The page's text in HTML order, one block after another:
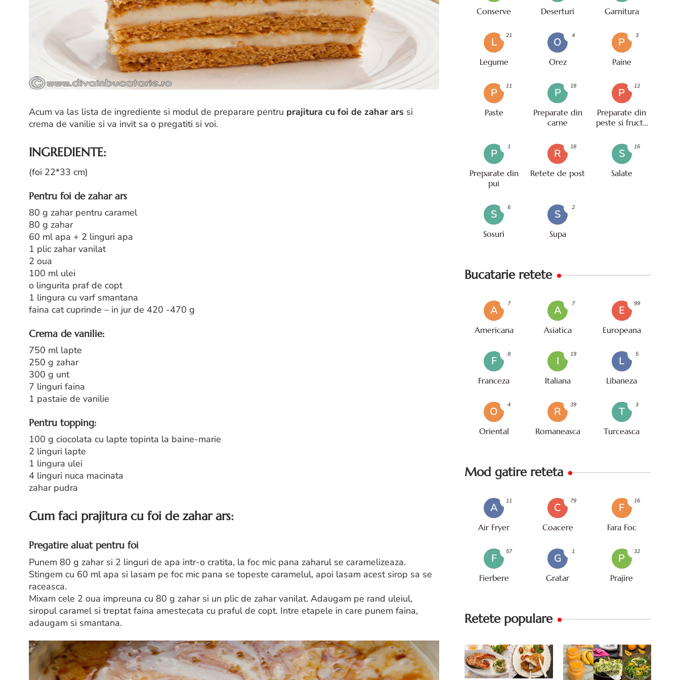
Acum va las lista de ingrediente si modul de preparare pentru prajitura cu foi de zahar ars si
crema de vanilie si va invit sa o pregatiti si voi.
INGREDIENTE:
(foi 22*33 cm)
Pentru foi de zahar ars
80 g zahar pentru caramel
80 g zahar
60 ml apa + 2 linguri apa
1 plic zahar vanilat
2 oua
100 ml ulei
o lingurita praf de copt
1 lingura cu varf smantana
faina cat cuprinde – in jur de 420 -470 g
Crema de vanilie:
750 ml lapte
250 g zahar
300 g unt
7 linguri faina
1 pastaie de vanilie
Pentru topping:
100 g ciocolata cu lapte topinta la baine-marie
2 linguri lapte
1 lingura ulei
4 linguri nuca macinata
zahar pudra
Cum faci prajitura cu foi de zahar ars:
Pregatire aluat pentru foi
Punem 80 g zahar si 2 linguri de apa intr-o cratita, la foc mic pana zaharul se caramelizeaza.
Stingem cu 60 ml apa si lasam pe foc mic pana se topeste caramelul, apoi lasam acest sirop sa se
raceasca.
Mixam cele 2 oua impreuna cu 80 g zahar si un plic de zahar vanilat. Adaugam pe rand uleiul,
siropul caramel si treptat faina amestecata cu praful de copt. Intre etapele in care punem faina,
adaugam si smantana.
Conserve Deserturi Garnitura
L
Legume
21
O
Orez
4
P
Paine
3
P
Paste
11
P
Preparate din
carne
18
P
Preparate din
peste si fructe
12
P
Preparate din
pui
1
R
Retete de post
18
S
Salate
16
S
Sosuri
6
S
Supa
2
Bucatarie retete
A
Americana
7
A
Asiatica
7
E
Europeana
99
F
Franceza
8
I
Italiana
19
L
Libaneza
5
O
Oriental
4
R
Romaneasca
39
T
Turceasca
3
Mod gatire reteta
A
Air Fryer
11
C
Coacere
79
F
Fara Foc
16
F
Fierbere
57
G
Gratar
1
P
Prajire
32
Retete populare